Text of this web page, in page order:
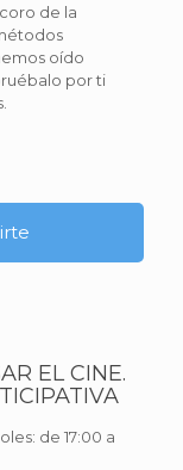
de la
oído
por ti
EL CINE.
de 17:00 a